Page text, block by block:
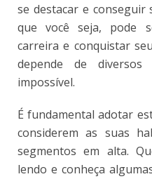
se destacar e conseguir
que você seja, pode
carreira e conquistar
depende de
impossível.
É fundamental adotar
considerem as suas
segmentos em alta.
lendo e conheça